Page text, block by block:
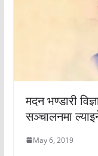
मदन भण्डारी
सञ्‍चालनमा
May 6, 2019